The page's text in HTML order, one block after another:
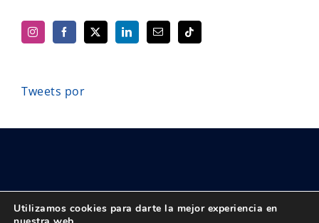
Tweets por
Utilizamos cookies para darte la mejor experiencia en